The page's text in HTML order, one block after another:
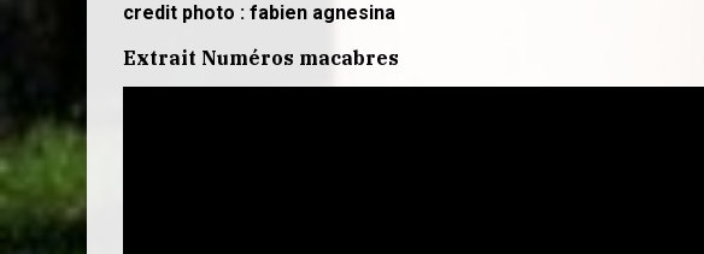
credit photo : fabien agnesina
Extrait Numéros macabres